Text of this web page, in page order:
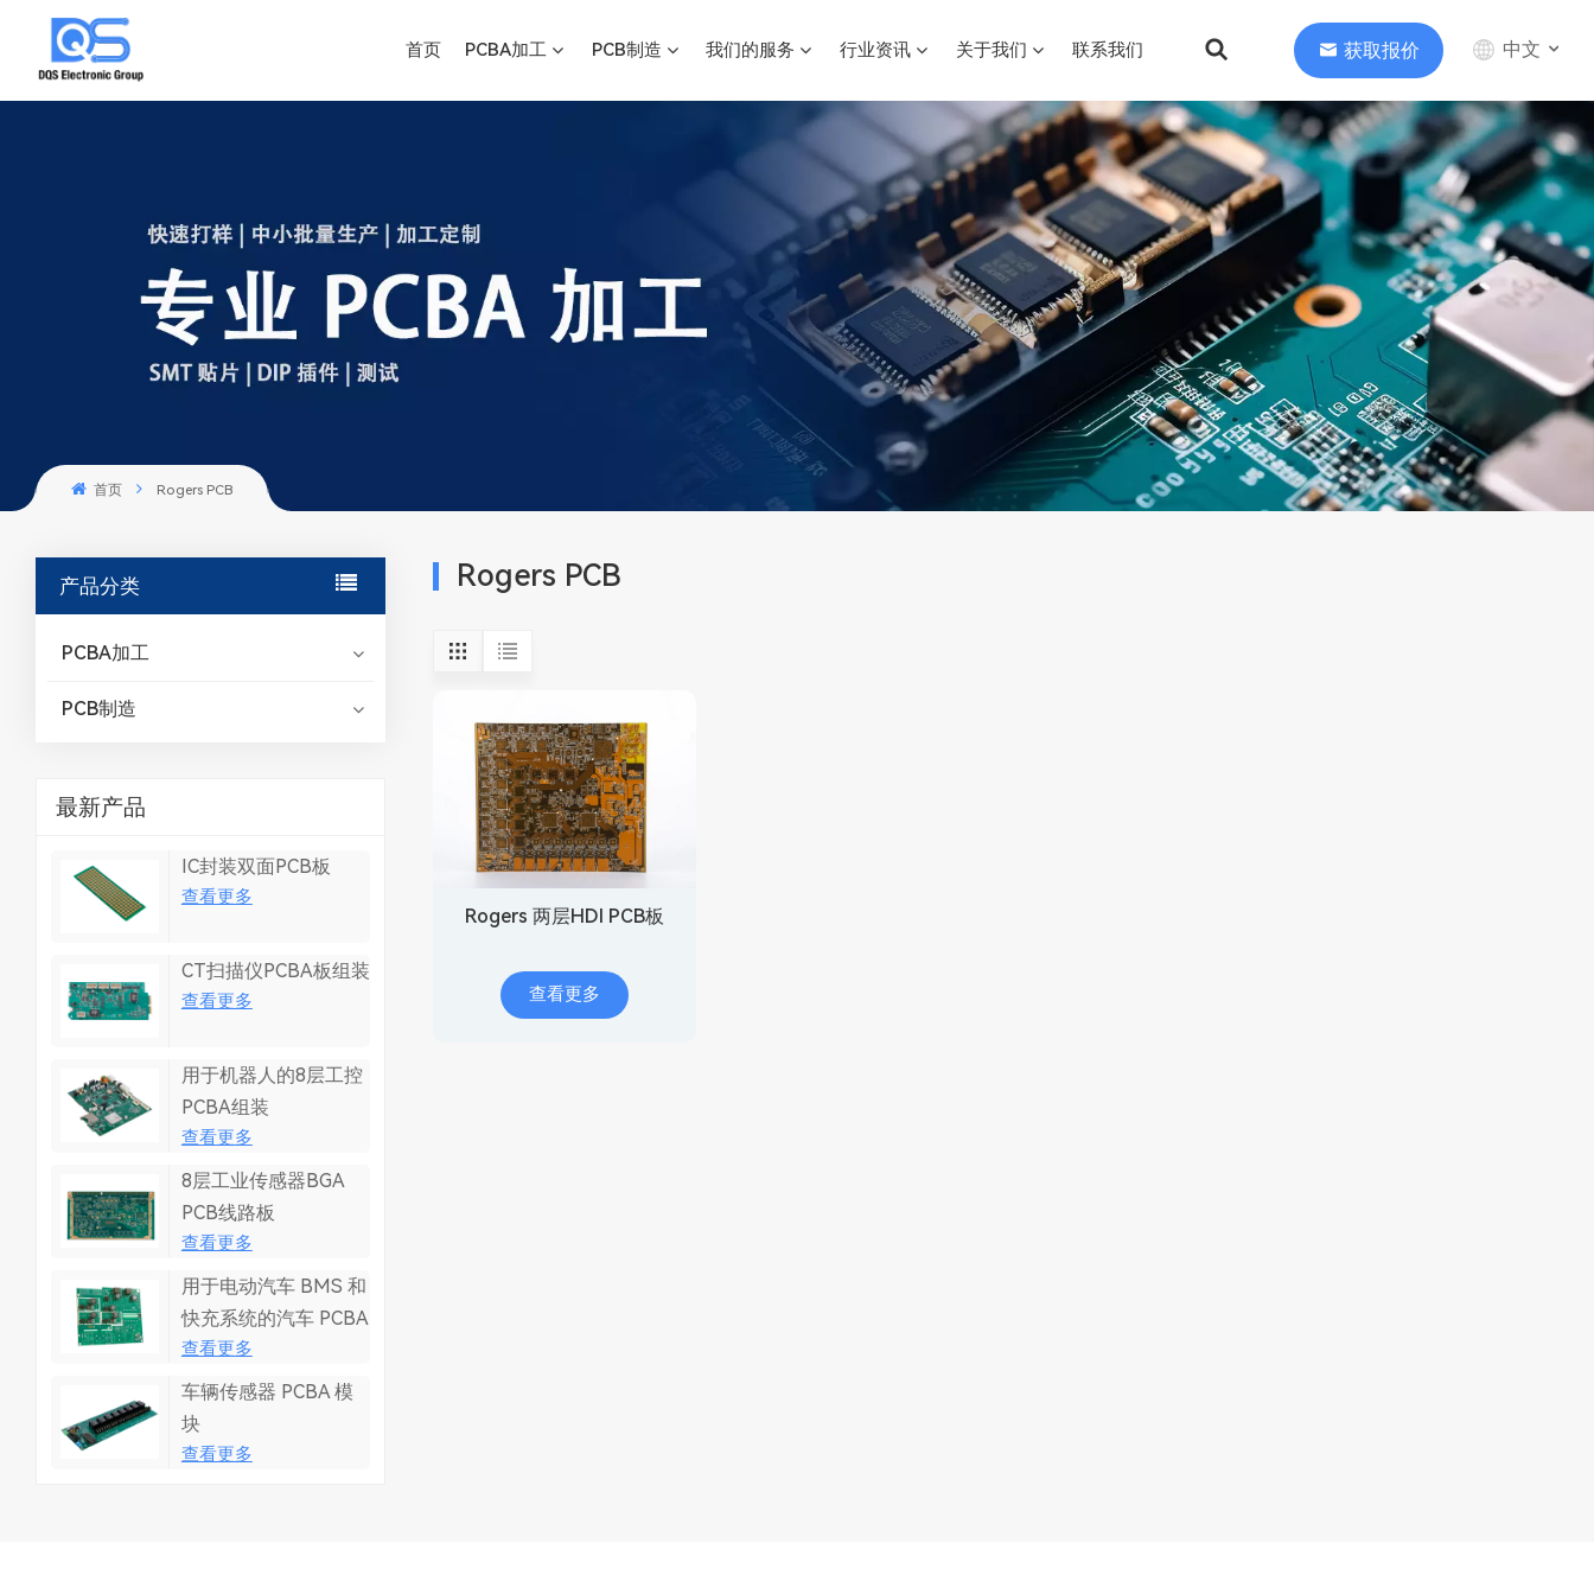
首页 PCBA加工 PCB制造 我们的服务 行业资讯 关于我们 联系我们 获取报价 中文
English
中文
Deutsch
首页 Rogers PCB
产品分类
PCBA加工
PCB制造
最新产品
IC封装双面PCB板
查看更多
CT扫描仪PCBA板组装
查看更多
用于机器人的8层工控
PCBA组装
查看更多
8层工业传感器BGA
PCB线路板
查看更多
用于电动汽车 BMS 和
快充系统的汽车 PCBA
查看更多
车辆传感器 PCBA 模
块
查看更多
Rogers PCB
Rogers 两层HDI PCB板
查看更多